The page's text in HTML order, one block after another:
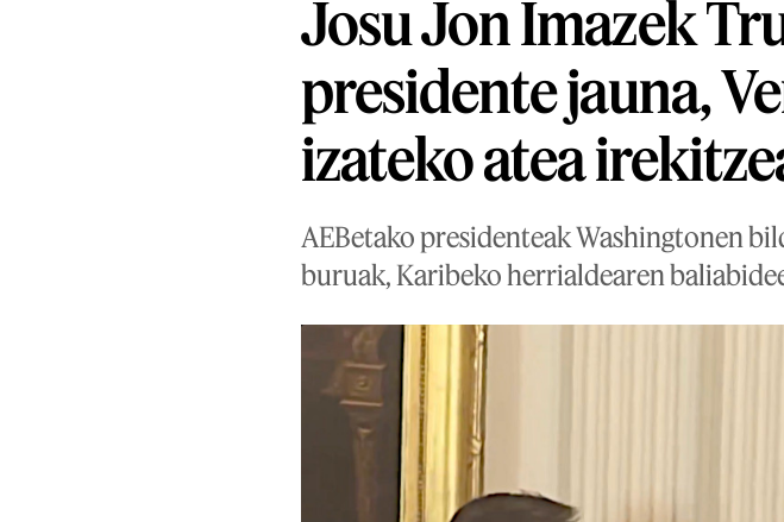
Josu Jon Imazek
presidente jauna,
izateko atea
AEBetako presidenteak Washingtonen
buruak, Karibeko herrialdearen